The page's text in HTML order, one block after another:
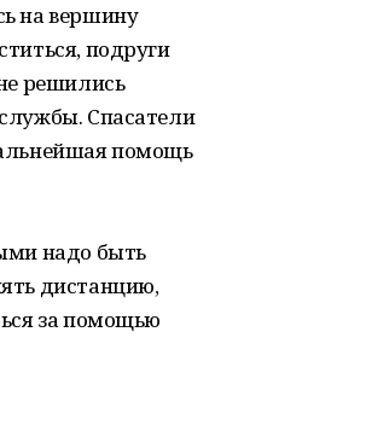
на вершину
подруги
решились
Спасатели
помощь
надо быть
дистанцию,
за помощью